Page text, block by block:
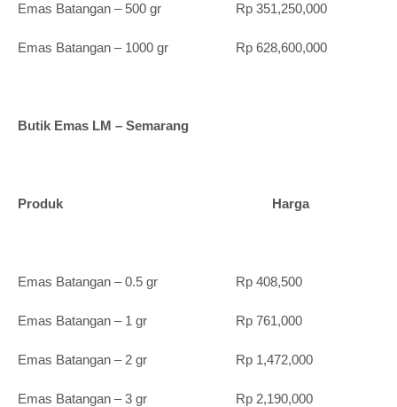
Emas Batangan – 500 gr Rp 351,250,000
Emas Batangan – 1000 gr Rp 628,600,000
Butik Emas LM – Semarang
Produk Harga
Emas Batangan – 0.5 gr Rp 408,500
Emas Batangan – 1 gr Rp 761,000
Emas Batangan – 2 gr Rp 1,472,000
Emas Batangan – 3 gr Rp 2,190,000